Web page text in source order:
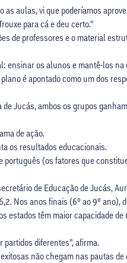
aulas, vi que poderíamos
para cá e deu certo.”
de professores e o material
ensinar os alunos e mantê-los na
é apontado como um dos
Jucás, ambos os grupos
de ação.
os resultados educacionais.
português (os fatores que
de Educação de Jucás,
Nos anos finais (6º ao 9º ano),
estados têm maior capacidade
diferentes”, afirma.
não chegam nas pautas